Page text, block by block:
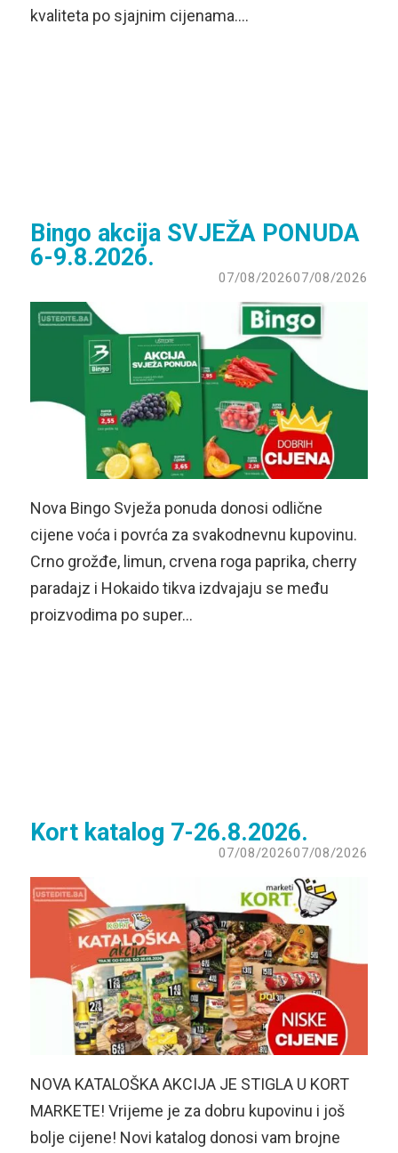
kvaliteta po sjajnim cijenama….
Bingo akcija SVJEŽA PONUDA
6-9.8.2026.
07/08/202607/08/2026
Nova Bingo Svježa ponuda donosi odlične
cijene voća i povrća za svakodnevnu kupovinu.
Crno grožđe, limun, crvena roga paprika, cherry
paradajz i Hokaido tikva izdvajaju se među
proizvodima po super…
Kort katalog 7-26.8.2026.
07/08/202607/08/2026
NOVA KATALOŠKA AKCIJA JE STIGLA U KORT
MARKETE! Vrijeme je za dobru kupovinu i još
bolje cijene! Novi katalog donosi vam brojne